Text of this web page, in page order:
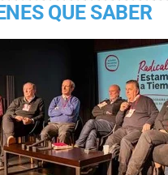
QUE SABER